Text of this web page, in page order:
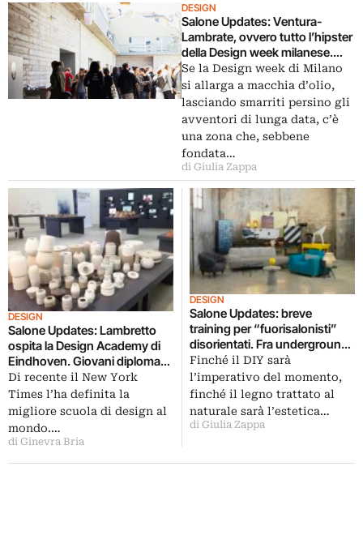
DESIGN
Salone Updates: Ventura-
Lambrate, ovvero tutto l’hipster
della Design week milanese.
Dagli olandesi di Eindhoven ai
maestri di Robot City, ecco
cosa cercare nel distretti più
giovane e rampante
Se la Design week di Milano
si allarga a macchia d’olio,
lasciando smarriti persino gli
avventori di lunga data, c’è
una zona che, sebbene
fondata…
di Giulia Zappa
DESIGN
Salone Updates: Lambretto
ospita la Design Academy di
Eindhoven. Giovani diplomati
svelano il lato partecipativo del
design. Manualità e tecnica, al
servizio della creatività
Di recente il New York
Times l’ha definita la
migliore scuola di design al
mondo.…
di Ginevra Bria
DESIGN
Salone Updates: breve
training per “fuorisalonisti”
disorientati. Fra underground
ed established, non si può
mancare Ventura-Lambrate:
quest’anno dotato di
navetta…
Finché il DIY sarà
l’imperativo del momento,
finché il legno trattato al
naturale sarà l’estetica…
di Giulia Zappa